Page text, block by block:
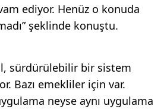
ediyor. Henüz o konuda
şeklinde konuştu.
sürdürülebilir bir sistem
Bazı emekliler için var.
neyse aynı uygulama